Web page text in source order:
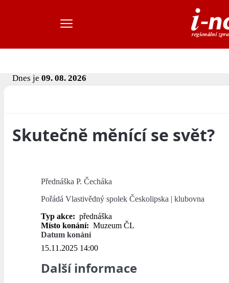
Dnes je 09. 08. 2026
Skutečně měnící se svět?
Přednáška P. Čecháka
Pořádá Vlastivědný spolek Českolipska | klubovna
Typ akce: přednáška
Místo konání: Muzeum ČL
Datum konání
15.11.2025 14:00
Další informace